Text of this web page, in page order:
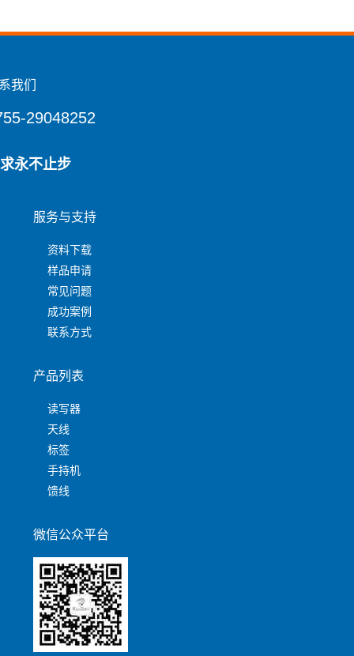
我们
29048252
永不止步
服务与支持
资料下载
样品申请
常见问题
成功案例
联系方式
产品列表
读写器
天线
标签
手持机
馈线
微信公众平台